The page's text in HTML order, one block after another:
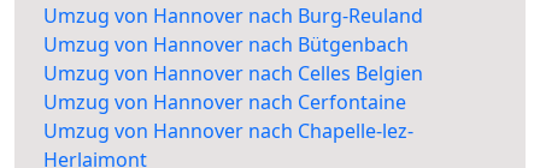
Umzug von Hannover nach Burg-Reuland
Umzug von Hannover nach Bütgenbach
Umzug von Hannover nach Celles Belgien
Umzug von Hannover nach Cerfontaine
Umzug von Hannover nach Chapelle-lez-
Herlaimont